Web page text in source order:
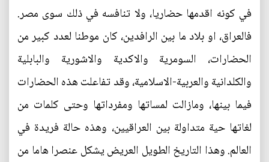
في كونه اقدمها حضاريا، ولا تنافسه في ذلك سوى مصر.
فالعراق، او بلاد ما بين الرافدين، كان موطنا لعدد كبير من
الحضارات، السومرية والاكدية والاشورية والبابلية
والكلدانية والعربية-الاسلامية، وقد تفاعلت هذه الحضارات
فيما بينها، ومازالت لمساتها ومفرداتها وحتى كلمات من
لغاتها حية متداولة بين العراقيين، وهذه حالة فريدة في
العالم. وهذا التاريخ الطويل العريض يشكل عنصرا هاما من